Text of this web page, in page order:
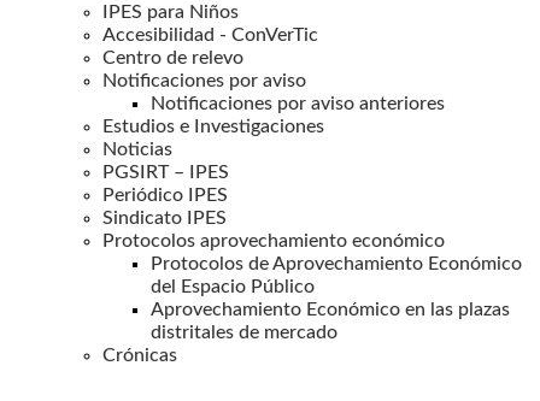
IPES para Niños
Accesibilidad - ConVerTic
Centro de relevo
Notificaciones por aviso
Notificaciones por aviso anteriores
Estudios e Investigaciones
Noticias
PGSIRT – IPES
Periódico IPES
Sindicato IPES
Protocolos aprovechamiento económico
Protocolos de Aprovechamiento Económico
del Espacio Público
Aprovechamiento Económico en las plazas
distritales de mercado
Crónicas